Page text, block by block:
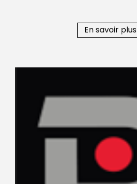
En savoir plus